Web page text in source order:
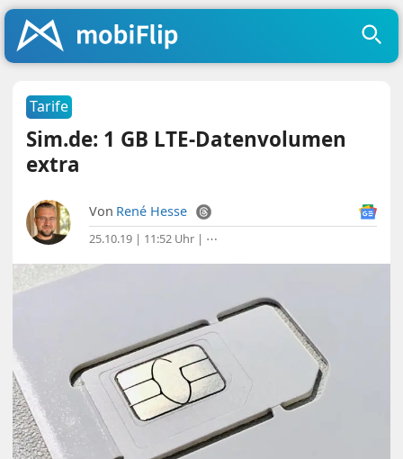
Tarife
Sim.de: 1 GB LTE-Datenvolumen
extra
Von René Hesse
25.10.19 | 11:52 Uhr | ⋯